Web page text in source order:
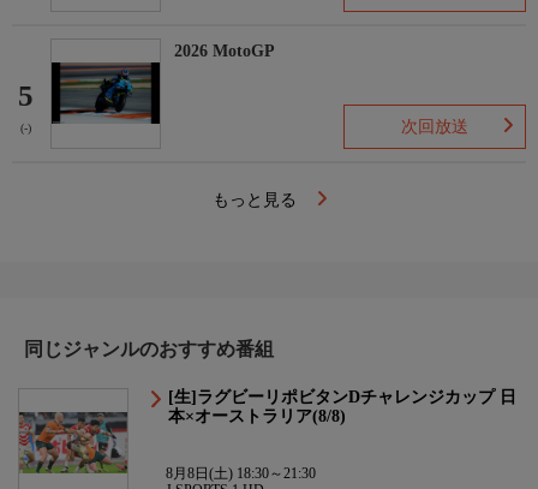
5
(-)
2026 MotoGP
次回放送
もっと見る
同じジャンルのおすすめ番組
[生]ラグビーリポビタンDチャレンジカップ 日
本×オーストラリア(8/8)
8月8日(土) 18:30～21:30